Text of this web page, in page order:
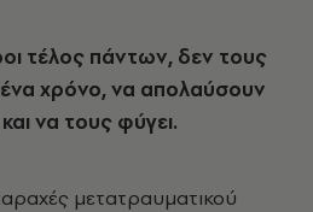
τέλος πάντων, δεν τους
χρόνο, να απολαύσουν
να τους φύγει.
μετατραυματικού